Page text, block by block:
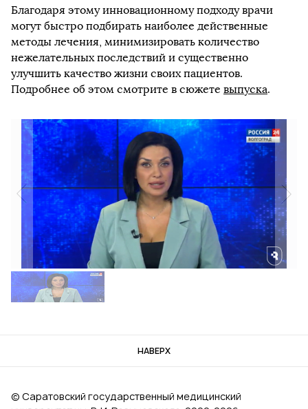
Благодаря этому инновационному подходу врачи
могут быстро подбирать наиболее действенные
методы лечения, минимизировать количество
нежелательных последствий и существенно
улучшить качество жизни своих пациентов.
Подробнее об этом смотрите в сюжете выпуска.
НАВЕРХ
© Саратовский государственный медицинский